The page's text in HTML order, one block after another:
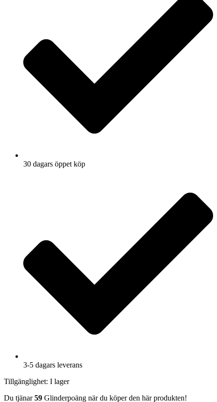
30 dagars öppet köp
3-5 dagars leverans
Tillgänglighet: I lager
Du tjänar59 Glinderpoäng när du köper den här produkten!